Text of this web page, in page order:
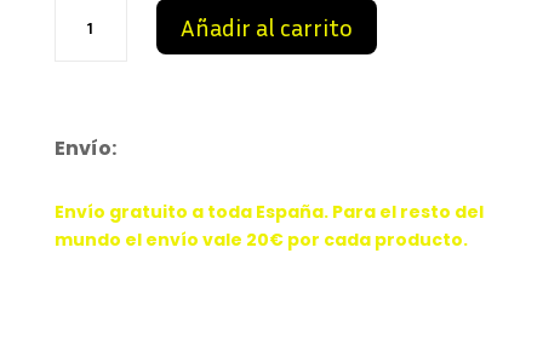
Zoom
cantidad
Añadir al carrito
Envío:
Envío gratuito a toda España. Para el resto del
mundo el envío vale 20€ por cada producto.